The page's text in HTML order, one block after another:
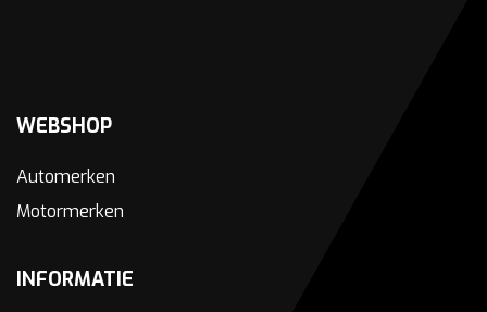
WEBSHOP
Automerken
Motormerken
INFORMATIE